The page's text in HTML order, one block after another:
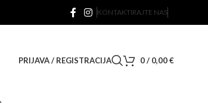
KONTAKTIRAJTE NAS
PRIJAVA / REGISTRACIJA 0/ 0,00€